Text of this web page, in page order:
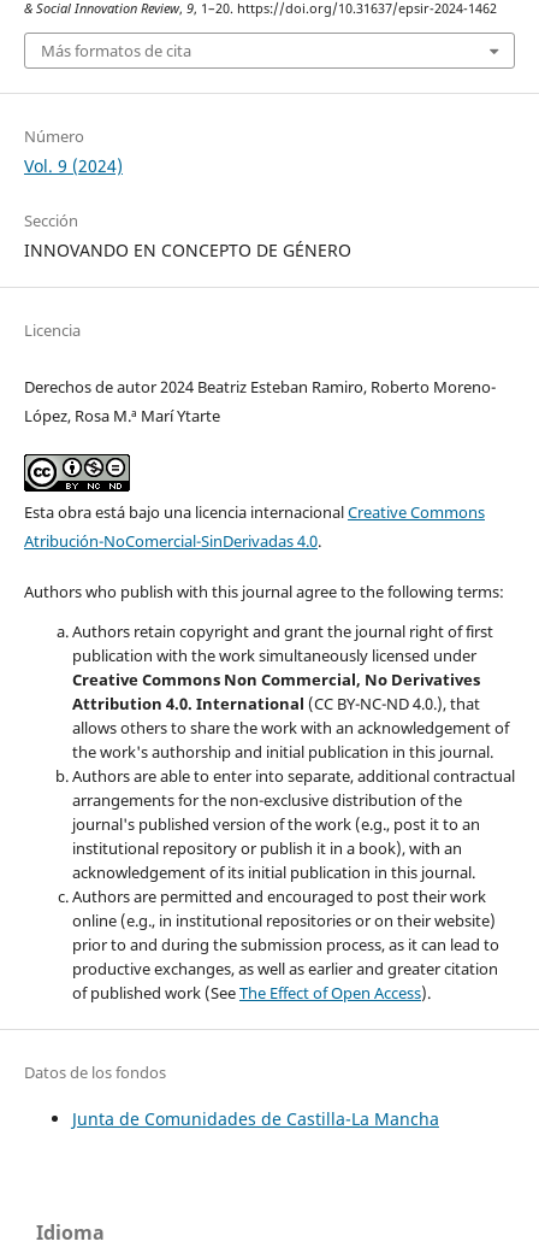
& Social Innovation Review, 9, 1–20. https://doi.org/10.31637/epsir-2024-1462
Más formatos de cita
Número
Vol. 9 (2024)
Sección
INNOVANDO EN CONCEPTO DE GÉNERO
Licencia
Derechos de autor 2024 Beatriz Esteban Ramiro, Roberto Moreno-
López, Rosa M.ª Marí Ytarte
Esta obra está bajo una licencia internacionalCreative Commons
Atribución-NoComercial-SinDerivadas 4.0.
Authors who publish with this journal agree to the following terms:
Authors retain copyright and grant the journal right of first
publication with the work simultaneously licensed under
Creative Commons Non Commercial, No Derivatives
Attribution 4.0. International (CC BY-NC-ND 4.0.), that
allows others to share the work with an acknowledgement of
the work's authorship and initial publication in this journal.
Authors are able to enter into separate, additional contractual
arrangements for the non-exclusive distribution of the
journal's published version of the work (e.g., post it to an
institutional repository or publish it in a book), with an
acknowledgement of its initial publication in this journal.
Authors are permitted and encouraged to post their work
online (e.g., in institutional repositories or on their website)
prior to and during the submission process, as it can lead to
productive exchanges, as well as earlier and greater citation
of published work (SeeThe Effect of Open Access).
Datos de los fondos
Junta de Comunidades de Castilla-La Mancha
Idioma